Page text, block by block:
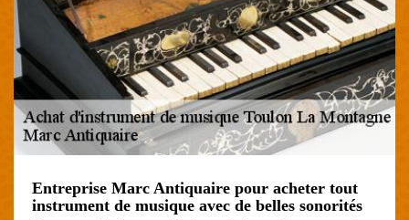
Entreprise Marc Antiquaire pour acheter tout
instrument de musique avec de belles sonorités